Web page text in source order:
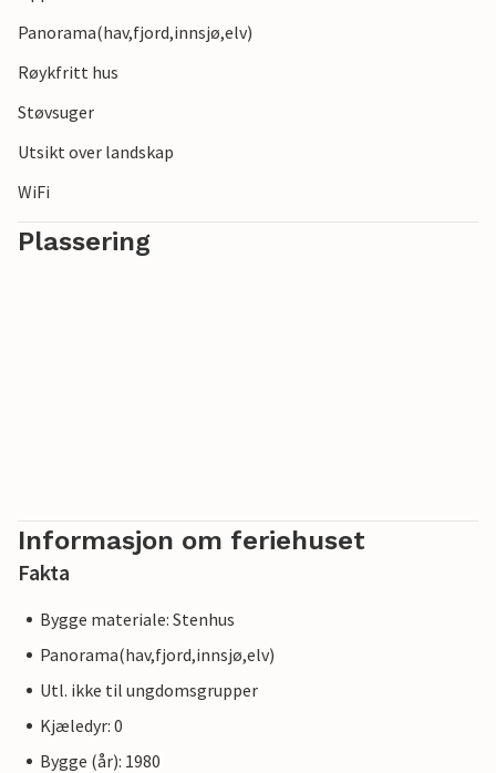
Panorama(hav,fjord,innsjø,elv)
Røykfritt hus
Støvsuger
Utsikt over landskap
WiFi
Plassering
Informasjon om feriehuset
Fakta
Bygge materiale: Stenhus
Panorama(hav,fjord,innsjø,elv)
Utl. ikke til ungdomsgrupper
Kjæledyr: 0
Bygge (år): 1980